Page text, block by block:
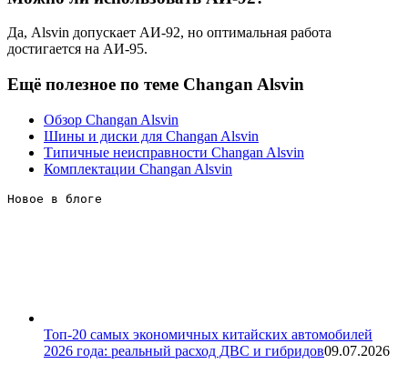
Да, Alsvin допускает АИ-92, но оптимальная работа
достигается на АИ-95.
Ещё полезное по теме Changan Alsvin
Обзор Changan Alsvin
Шины и диски для Changan Alsvin
Типичные неисправности Changan Alsvin
Комплектации Changan Alsvin
Новое в блоге
Топ-20 самых экономичных китайских автомобилей
2026 года: реальный расход ДВС и гибридов09.07.2026